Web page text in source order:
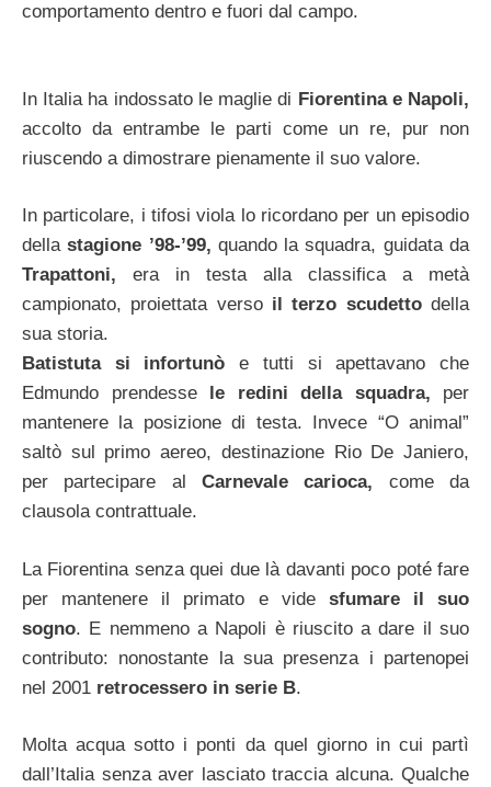
comportamento dentro e fuori dal campo.
In Italia ha indossato le maglie di Fiorentina e Napoli,
accolto da entrambe le parti come un re, pur non
riuscendo a dimostrare pienamente il suo valore.
In particolare, i tifosi viola lo ricordano per un episodio
dellastagione ’98-’99, quando la squadra, guidata da
Trapattoni, era in testa alla classifica a metà
campionato, proiettata verso il terzo scudetto della
sua storia.
Batistuta si infortunòe tutti si apettavano che
Edmundo prendesse le redini della squadra, per
mantenere la posizione di testa. Invece “O animal”
saltò sul primo aereo, destinazione Rio De Janiero,
per partecipare al Carnevale carioca, come da
clausola contrattuale.
La Fiorentina senza quei due là davanti poco poté fare
per mantenere il primato e vide sfumare il suo
sogno. E nemmeno a Napoli è riuscito a dare il suo
contributo: nonostante la sua presenza i partenopei
nel 2001 retrocessero in serie B.
Molta acqua sotto i ponti da quel giorno in cui partì
dall’Italia senza aver lasciato traccia alcuna. Qualche